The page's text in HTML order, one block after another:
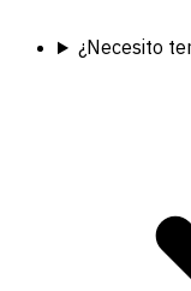
¿Necesito